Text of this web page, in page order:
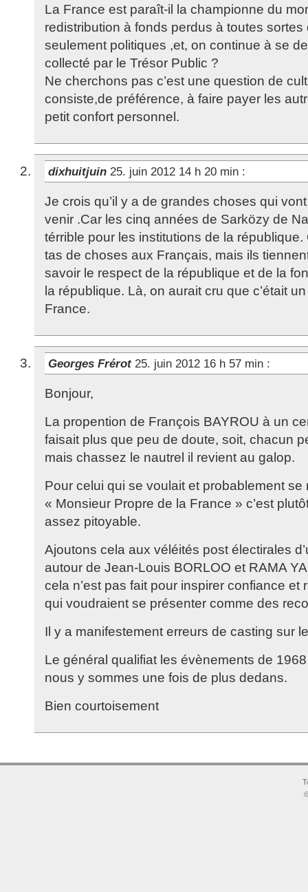
La France est paraît-il la championne du
redistribution à fonds perdus à toutes sortes
seulement politiques ,et, on continue à se
collecté par le Trésor Public ?
Ne cherchons pas c’est une question de
consiste,de préférence, à faire payer les
petit confort personnel.
dixhuitjuin 25. juin 2012 14 h 20 min :
Je crois qu’il y a de grandes choses qui
venir .Car les cinq années de Sarközy de
térrible pour les institutions de la
tas de choses aux Français, mais ils
savoir le respect de la république et de la
la république. Là, on aurait cru que c’était
France.
Georges Frérot 25. juin 2012 16 h 57 min :
Bonjour,
La propention de François BAYROU à un
faisait plus que peu de doute, soit, chacun
mais chassez le nautrel il revient au galop.
Pour celui qui se voulait et probablement se
« Monsieur Propre de la France » c’est
assez pitoyable.
Ajoutons cela aux véléités post électirales
autour de Jean-Louis BORLOO et RAMA
cela n’est pas fait pour inspirer confiance et
qui voudraient se présenter comme des
Il y a manifestement erreurs de casting sur
Le général qualifiat les évènements de
nous y sommes une fois de plus dedans.
Bien courtoisement